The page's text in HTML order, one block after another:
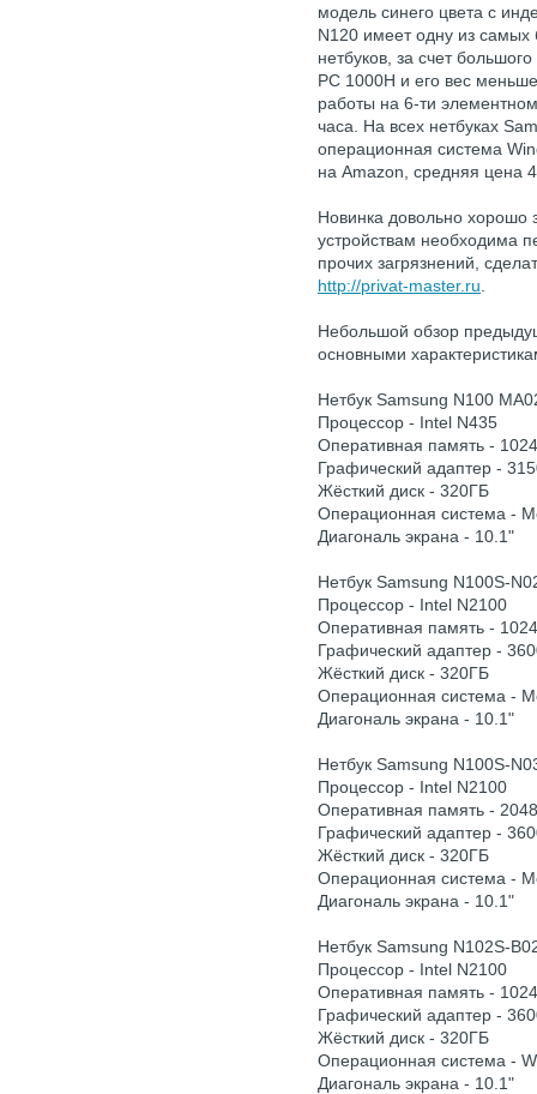
модель синего цвета с
N120 имеет одну из самых
нетбуков, за счет
PC 1000H и его вес
работы на 6-ти
часа. На всех нетбуках
операционная система
на Amazon, средняя цена
Новинка довольно
устройствам необходима
прочих загрязнений,
http://privat-master.ru
Небольшой обзор
основными
Нетбук Samsung N100
Процессор - Intel N435
Оперативная память -
Графический адаптер -
Жёсткий диск - 320ГБ
Операционная система -
Диагональ экрана - 10.1"
Нетбук Samsung N100S-
Процессор - Intel N2100
Оперативная память -
Графический адаптер -
Жёсткий диск - 320ГБ
Операционная система -
Диагональ экрана - 10.1"
Нетбук Samsung N100S-
Процессор - Intel N2100
Оперативная память -
Графический адаптер -
Жёсткий диск - 320ГБ
Операционная система -
Диагональ экрана - 10.1"
Нетбук Samsung N102S-
Процессор - Intel N2100
Оперативная память -
Графический адаптер -
Жёсткий диск - 320ГБ
Операционная система -
Диагональ экрана - 10.1"